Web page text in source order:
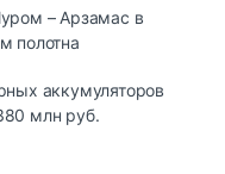
– Арзамас в
полотна
аккумуляторов
млн руб.